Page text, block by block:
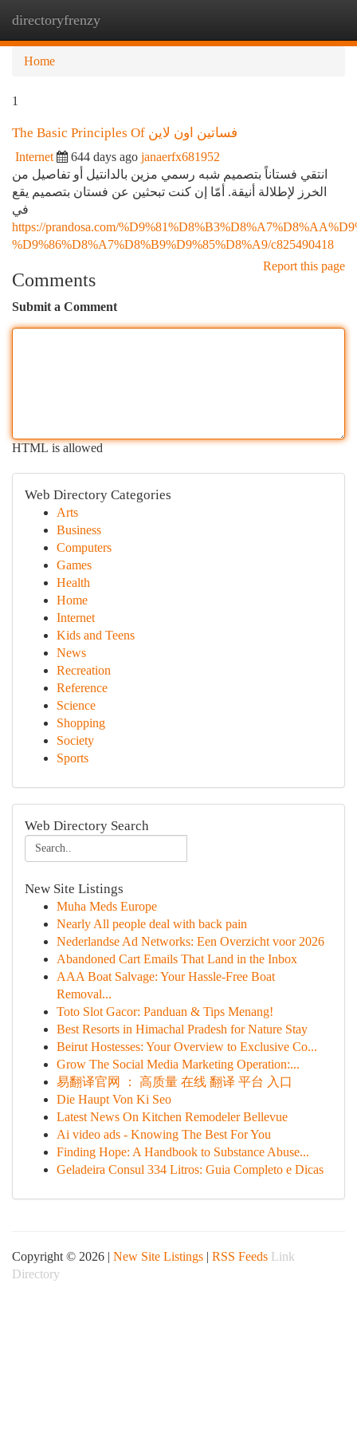
directoryfrenzy
Home
1
The Basic Principles Of فساتين اون لاين
Internet 644 days ago janaerfx681952
انتقي فستاناً بتصميم شبه رسمي مزين بالدانتيل أو تفاصيل من
الخرز لإطلالة أنيقة. أمّا إن كنت تبحثين عن فستان بتصميم يقع
في
https://prandosa.com/
%D9%86%D8%A7%D8%B9%D9%85%D8%A9/c825490418
Report this page
Comments
Submit a Comment
HTML is allowed
Web Directory Categories
Arts
Business
Computers
Games
Health
Home
Internet
Kids and Teens
News
Recreation
Reference
Science
Shopping
Society
Sports
Web Directory Search
New Site Listings
Muha Meds Europe
Nearly All people deal with back pain
Nederlandse Ad Networks: Een Overzicht voor 2026
Abandoned Cart Emails That Land in the Inbox
AAA Boat Salvage: Your Hassle-Free Boat
Removal...
Toto Slot Gacor: Panduan & Tips Menang!
Best Resorts in Himachal Pradesh for Nature Stay
Beirut Hostesses: Your Overview to Exclusive Co...
Grow The Social Media Marketing Operation:...
易翻译官网 ： 高质量 在线 翻译 平台 入口
Die Haupt Von Ki Seo
Latest News On Kitchen Remodeler Bellevue
Ai video ads - Knowing The Best For You
Finding Hope: A Handbook to Substance Abuse...
Geladeira Consul 334 Litros: Guia Completo e Dicas
Copyright © 2026 | New Site Listings | RSS Feeds Link
Directory